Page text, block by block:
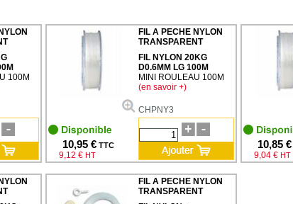
100M
10,95 € TTC
9,12 € HT
FIL A PECHE NYLON
TRANSPARENT
FIL NYLON 20KG
D0.6MM LG 100M
MINI ROULEAU 100M
(en savoir +)
CHPNY3
10,85 €
9,04 € HT
FIL A PECHE NYLON
TRANSPARENT